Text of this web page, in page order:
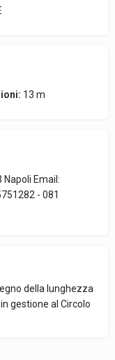
13 m
Napoli Email:
- 081
della lunghezza
gestione al Circolo